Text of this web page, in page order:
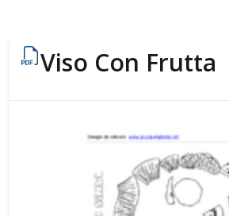
Viso Con Frutta